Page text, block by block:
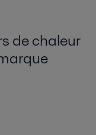
de chaleur